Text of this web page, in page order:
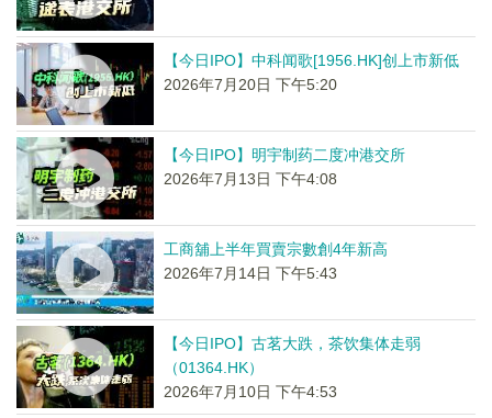
【今日IPO】中科闻歌[1956.HK]创上市新低
2026年7月20日 下午5:20
【今日IPO】明宇制药二度冲港交所
2026年7月13日 下午4:08
工商舖上半年買賣宗數創4年新高
2026年7月14日 下午5:43
【今日IPO】古茗大跌，茶饮集体走弱
（01364.HK）
2026年7月10日 下午4:53